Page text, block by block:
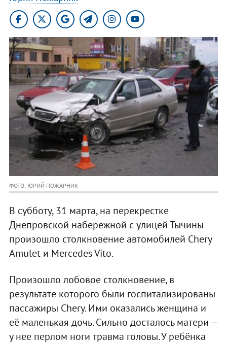
ФОТО: ЮРИЙ ПОЖАРНИК
В субботу, 31 марта, на перекрестке
Днепровской набережной с улицей Тычины
произошло столкновение автомобилей Chery
Amulet и Mercedes Vito.
Произошло лобовое столкновение, в
результате которого были госпитализированы
пассажиры Chery. Ими оказались женщина и
её маленькая дочь. Сильно досталось матери —
у нее перлом ноги травма головы. У ребёнка